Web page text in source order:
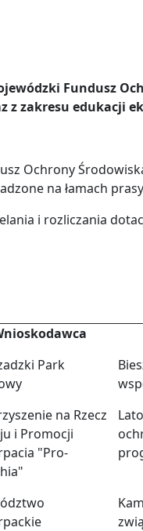
Fundusz
z zakresu edukacji
Ochrony
na łamach
i rozliczania
Park
na Rzecz
i Promocji
"Pro-